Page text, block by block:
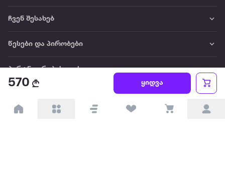
570 ყიდვა
ჩვენ შესახებ
წესები და პირობები
პარტნიორებისთვის